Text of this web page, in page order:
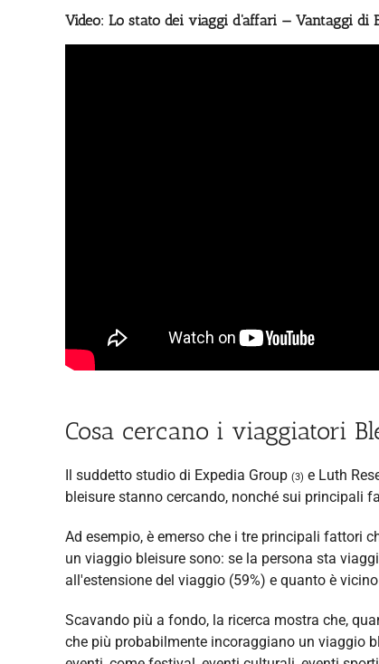
Video: Lo stato dei viaggi d'affari — Vantaggi di
Cosa cercano i viaggiatori
Il suddetto studio di Expedia Group (3) e Luth
bleisure stanno cercando, nonché sui principali
Ad esempio, è emerso che i tre principali fattori
un viaggio bleisure sono: se la persona sta
all'estensione del viaggio (59%) e quanto è
Scavando più a fondo, la ricerca mostra che,
che più probabilmente incoraggiano un viaggio